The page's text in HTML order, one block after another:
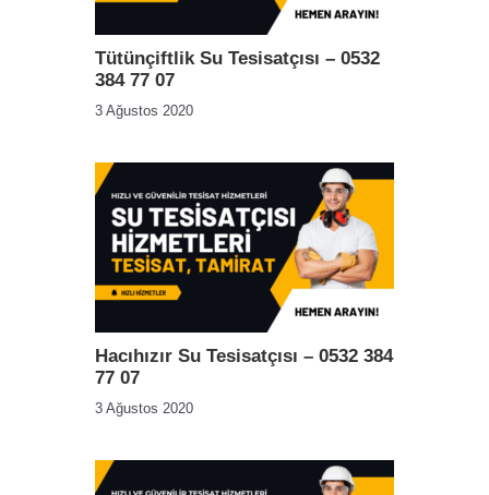
Tütünçiftlik Su Tesisatçısı – 0532
384 77 07
3 Ağustos 2020
Hacıhızır Su Tesisatçısı – 0532 384
77 07
3 Ağustos 2020